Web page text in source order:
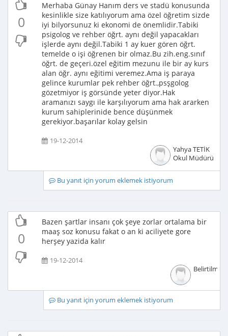
0
Merhaba Günay Hanım ders ve stadü konusunda
kesinlikle size katılıyorum ama özel öğretim sizde
iyi bilyorsunuz ki ekonomi de önemlidir.Tabiki
psigolog ve rehber öğrt. aynı değil yapacakları
işlerde aynı değil.Tabiki 1 ay kuer gören öğrt.
temelde o işi öğrenen bir olmaz.Bu zih.eng.sınıf
öğrt. de geçeri.özel eğitim mezunu ile bir ay kurs
alan öğr. aynı eğitimi veremez.Ama iş paraya
gelince kurumlar pek rehber öğrt.,psşgolog
gözetmiyor iş görsünde yeter diyor.Hak
aramanızı saygı ile karşılıyorum ama hak ararken
kurum sahiplerinide bence düşünmek
gerekiyor.başarılar kolay gelsin
19-12-2014
Yahya TETİK
Okul Müdürü
Bu yanıt için yorum eklemek istiyorum
0
Bazen şartlar insanı çok şeye zorlar ortalama bir
maaş soz konusu fakat o an ki aciliyete gore
herşey yazida kalır
19-12-2014
Bu yanıt için yorum eklemek istiyorum